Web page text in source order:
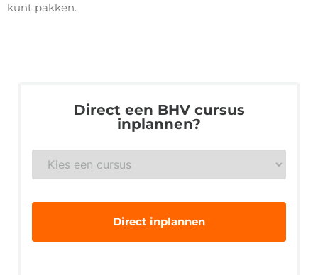
kunt pakken.
Direct een BHV cursus
inplannen?